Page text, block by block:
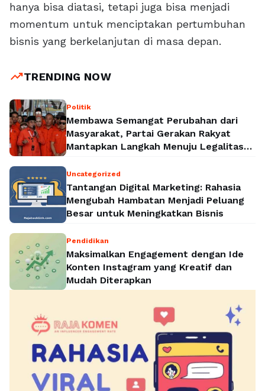
hanya bisa diatasi, tetapi juga bisa menjadi
momentum untuk menciptakan pertumbuhan
bisnis yang berkelanjutan di masa depan.
trending_upTRENDING NOW
Politik
Membawa Semangat Perubahan dari
Masyarakat, Partai Gerakan Rakyat
Mantapkan Langkah Menuju Legalitas
Uncategorized
Tantangan Digital Marketing: Rahasia
Mengubah Hambatan Menjadi Peluang
Besar untuk Meningkatkan Bisnis
Pendidikan
Maksimalkan Engagement dengan Ide
Konten Instagram yang Kreatif dan
Mudah Diterapkan